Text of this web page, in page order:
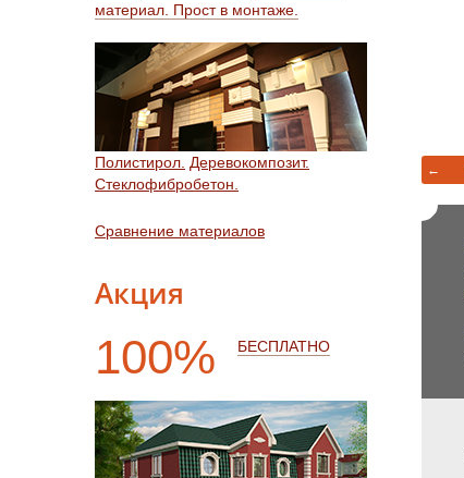
материал. Прост в монтаже.
Полистирол. Деревокомпозит.
Стеклофибробетон.
Сравнение материалов
Акция
100% БЕСПЛАТНО
←